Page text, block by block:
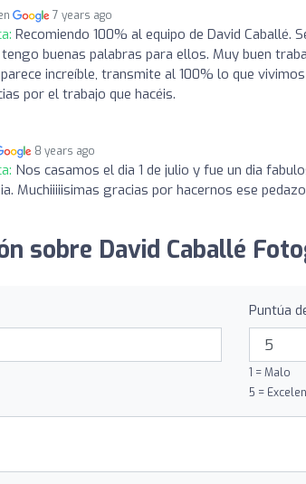
7 years ago
Recomiendo 100% al equipo de David
buenas palabras para ellos. Muy buen
increíble, transmite al 100% lo que
por el trabajo que hacéis.
8 years ago
Nos casamos el dia 1 de julio y fue un dia
Muchiiiiisimas gracias por hacernos ese
sobre David Caballé
Puntúa
1 = Malo
5 =